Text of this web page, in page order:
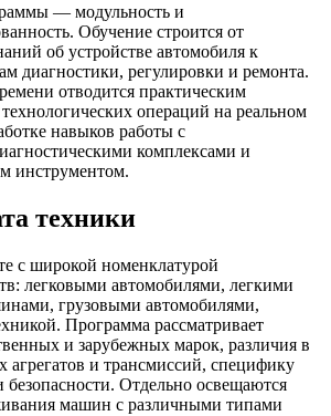
— модульность и
Обучение строится от
об устройстве автомобиля к
диагностики, регулировки и ремонта.
отводится практическим
операций на реальном
навыков работы с
комплексами и
инструментом.
техники
с широкой номенклатурой
легковыми автомобилями, легкими
грузовыми автомобилями,
Программа рассматривает
и зарубежных марок, различия в
агрегатов и трансмиссий, специфику
безопасности. Отдельно освещаются
машин с различными типами